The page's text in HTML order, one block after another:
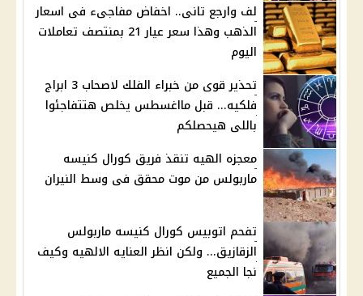
لف وارجع تانى.. اخفاض مفاجىء فى اسعار
الذهب وهذا سعر عيار 21 بمنتصف تعاملات
اليوم
تحذير قوى من خبراء الفلك لاصحاب 3 ابراج
فلكيه... قبل مااغسطس يخلص هتتفاجئوا
باللى هيحصلكم
معجزه الهيه تنقذ فريق كورال كنيسه
ماربولس من موت محقق فى وسط النيران
تفحم اتوبيس كورال كنيسه ماربولس
الزقازيق... ولكن انظر العنايه الالهيه وكيف
نجا الجميع